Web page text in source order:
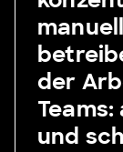
der
und